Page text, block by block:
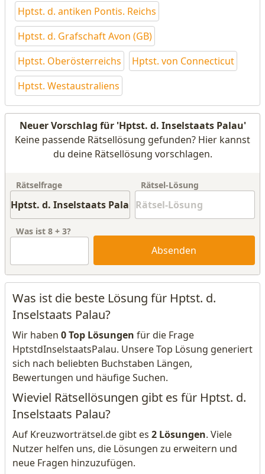
Hptst. d. antiken Pontis. Reichs
Hptst. d. Grafschaft Avon (GB)
Hptst. Oberösterreichs
Hptst. von Connecticut
Hptst. Westaustraliens
Neuer Vorschlag für 'Hptst. d. Inselstaats Palau'
Keine passende Rätsellösung gefunden? Hier kannst
du deine Rätsellösung vorschlagen.
Rätselfrage Rätsel-Lösung
Was ist 8 + 3?
Absenden
Was ist die beste Lösung für Hptst. d.
Inselstaats Palau?
Wir haben 0 Top Lösungen für die Frage
HptstdInselstaatsPalau. Unsere Top Lösung generiert
sich nach beliebten Buchstaben Längen,
Bewertungen und häufige Suchen.
Wieviel Rätsellösungen gibt es für Hptst. d.
Inselstaats Palau?
Auf Kreuzworträtsel.de gibt es 2 Lösungen. Viele
Nutzer helfen uns, die Lösungen zu erweitern und
neue Fragen hinzuzufügen.